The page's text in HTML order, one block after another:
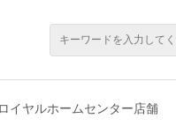
イヤルホームセンター店舗